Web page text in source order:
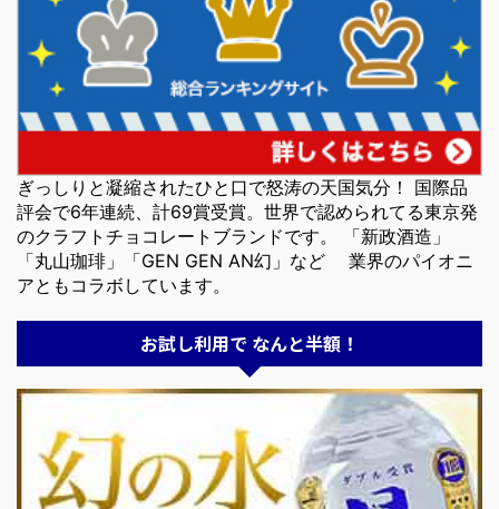
ぎっしりと凝縮されたひと口で怒涛の天国気分！ 国際品
評会で6年連続、計69賞受賞。世界で認められてる東京発
のクラフトチョコレートブランドです。 「新政酒造」
「丸山珈琲」「GEN GEN AN幻」など 業界のパイオニ
アともコラボしています。
お試し利用で なんと半額！